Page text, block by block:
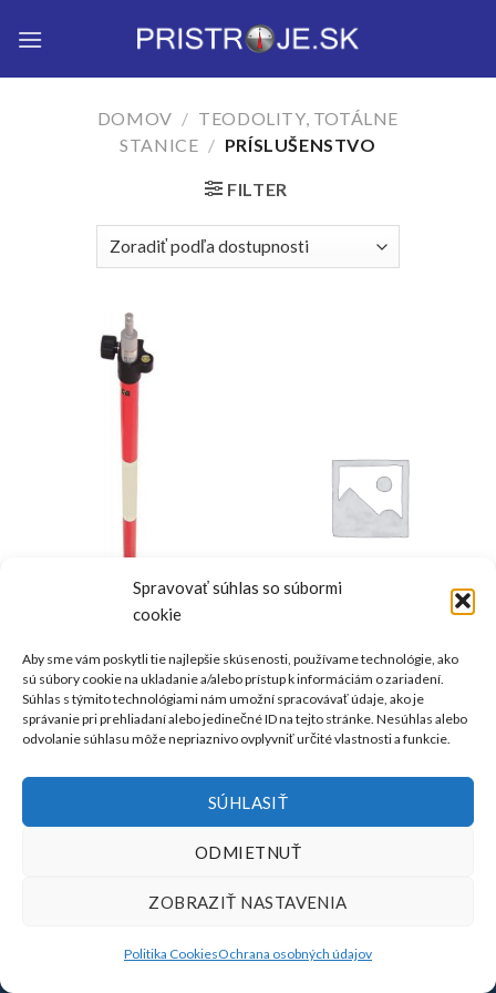
Spravovať súhlas so súbormi
cookie
Aby sme vám poskytli tie najlepšie skúsenosti, používame technológie, ako
sú súbory cookie na ukladanie a/alebo prístup k informáciám o zariadení.
Súhlas s týmito technológiami nám umožní spracovávať údaje, ako je
správanie pri prehliadaní alebo jedinečné ID na tejto stránke. Nesúhlas alebo
odvolanie súhlasu môže nepriaznivo ovplyvniť určité vlastnosti a funkcie.
SÚHLASIŤ
ODMIETNUŤ
ZOBRAZIŤ NASTAVENIA
Politika CookiesOchrana osobných údajov
DOMOV / TEODOLITY, TOTÁLNE
STANICE / PRÍSLUŠENSTVO
FILTER
Teleskopická tyč SECO k zrkadlu
– 2,60m
€135,00 bez DPH
€166,05 s DPH
produkt je na objednávku
Teleskopická tyč k zrkadlu
VOLMOS – 4,5 m
€235,00 bez DPH
€289,05 s DPH
produkt je na objednávku
OCHRANA OSOBNÝCH ÚDAJOV POLITIKA COOKIES (EU)
© 2026Pristroje.sk